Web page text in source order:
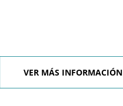
VER MÁS INFORMACIÓN